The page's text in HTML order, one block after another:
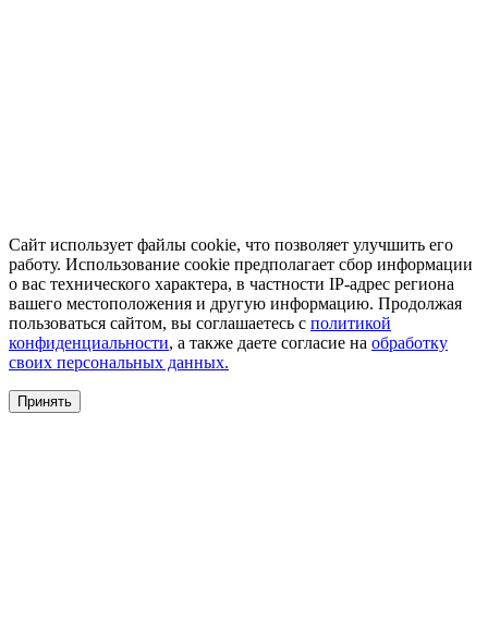
Сайт использует файлы cookie, что позволяет улучшить его
работу. Использование cookie предполагает сбор информации
о вас технического характера, в частности IP-адрес региона
вашего местоположения и другую информацию. Продолжая
пользоваться сайтом, вы соглашаетесь с политикой
конфиденциальности, а также даете согласие на обработку
своих персональных данных.
Принять